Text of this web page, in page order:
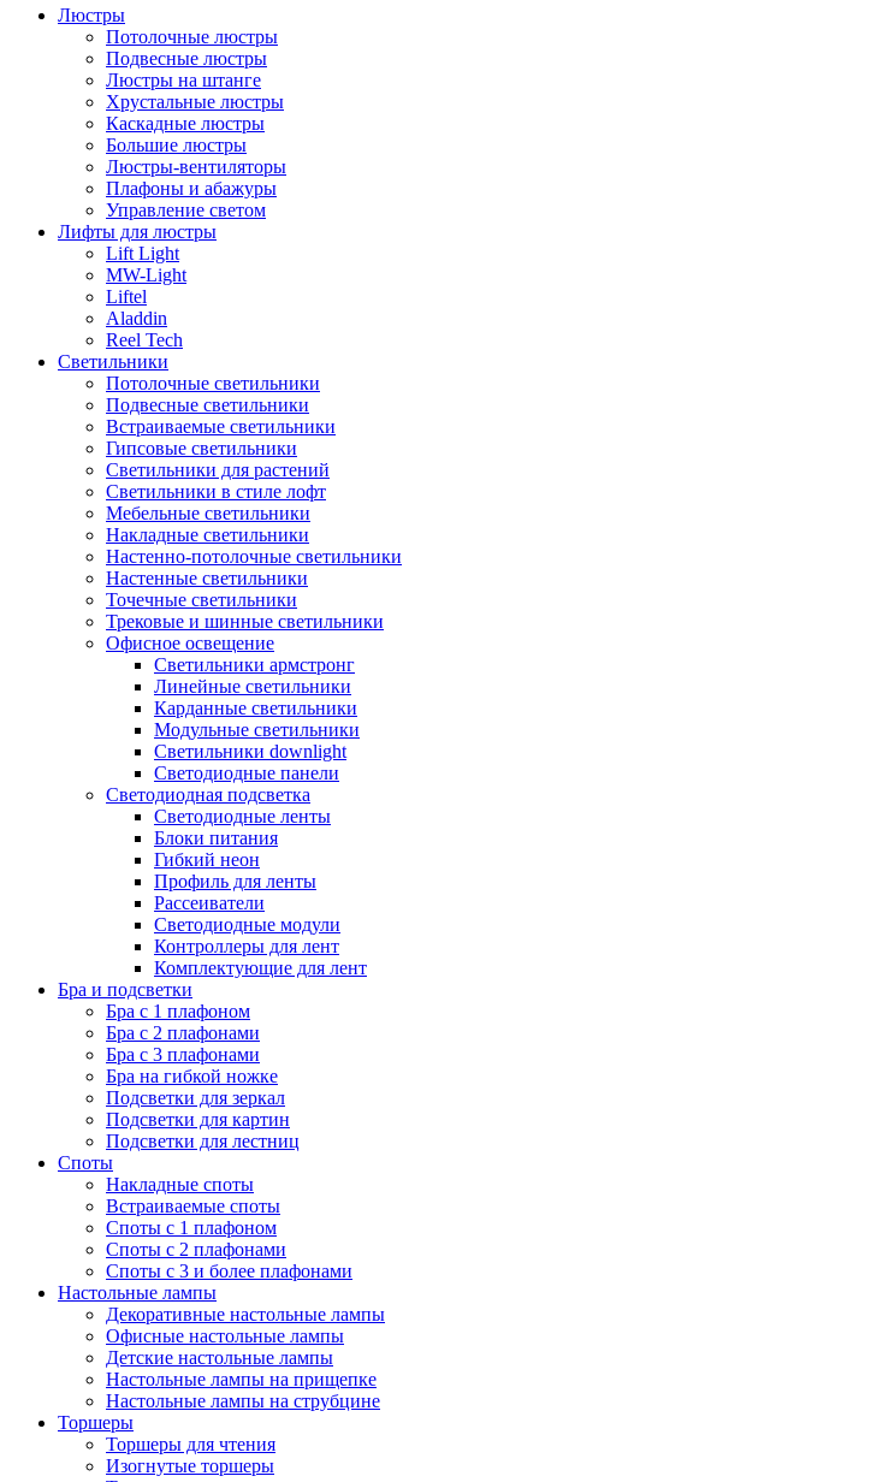
Люстры
Потолочные люстры
Подвесные люстры
Люстры на штанге
Хрустальные люстры
Каскадные люстры
Большие люстры
Люстры-вентиляторы
Плафоны и абажуры
Управление светом
Лифты для люстры
Lift Light
MW-Light
Liftel
Aladdin
Reel Tech
Светильники
Потолочные светильники
Подвесные светильники
Встраиваемые светильники
Гипсовые светильники
Светильники для растений
Светильники в стиле лофт
Мебельные светильники
Накладные светильники
Настенно-потолочные светильники
Настенные светильники
Точечные светильники
Трековые и шинные светильники
Офисное освещение
Светильники армстронг
Линейные светильники
Карданные светильники
Модульные светильники
Светильники downlight
Светодиодные панели
Светодиодная подсветка
Светодиодные ленты
Блоки питания
Гибкий неон
Профиль для ленты
Рассеиватели
Светодиодные модули
Контроллеры для лент
Комплектующие для лент
Бра и подсветки
Бра с 1 плафоном
Бра с 2 плафонами
Бра с 3 плафонами
Бра на гибкой ножке
Подсветки для зеркал
Подсветки для картин
Подсветки для лестниц
Споты
Накладные споты
Встраиваемые споты
Споты с 1 плафоном
Споты с 2 плафонами
Споты с 3 и более плафонами
Настольные лампы
Декоративные настольные лампы
Офисные настольные лампы
Детские настольные лампы
Настольные лампы на прищепке
Настольные лампы на струбцине
Торшеры
Торшеры для чтения
Изогнутые торшеры